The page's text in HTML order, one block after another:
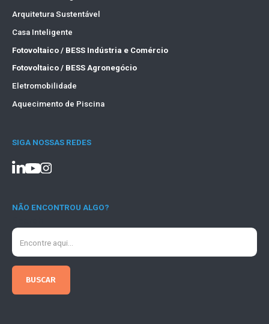
Arquitetura Sustentável
Casa Inteligente
Fotovoltaico / BESS Indústria e Comércio
Fotovoltaico / BESS Agronegócio
Eletromobilidade
Aquecimento de Piscina
SIGA NOSSAS REDES
NÃO ENCONTROU ALGO?